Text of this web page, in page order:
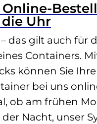
Online-
Uhr
das gilt auch für
Containers.
können Sie
bei uns
ob am frühen
Nacht, unser